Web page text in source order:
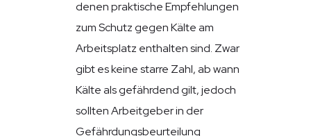
denen praktische Empfehlungen
zum Schutz gegen Kälte am
Arbeitsplatz enthalten sind. Zwar
gibt es keine starre Zahl, ab wann
Kälte als gefährdend gilt, jedoch
sollten Arbeitgeber in der
Gefährdungsbeurteilung